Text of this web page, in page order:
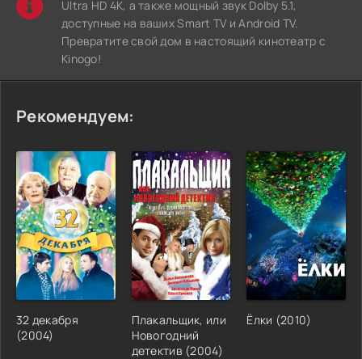
Ultra HD 4K, а также мощный звук Dolby 5.1,
доступные на ваших Smart TV и Android TV.
Превратите свой дом в настоящий кинотеатр с
Kinogo!
Рекомендуем:
32 декабря
(2004)
Плакальщик, или
Новогодний
детектив (2004)
Ёлки (2010)